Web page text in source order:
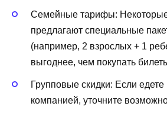
Семейные тарифы: Некоторые
предлагают специальные
(например, 2 взрослых + 1
выгоднее, чем покупать
Групповые скидки: Если
компанией, уточните